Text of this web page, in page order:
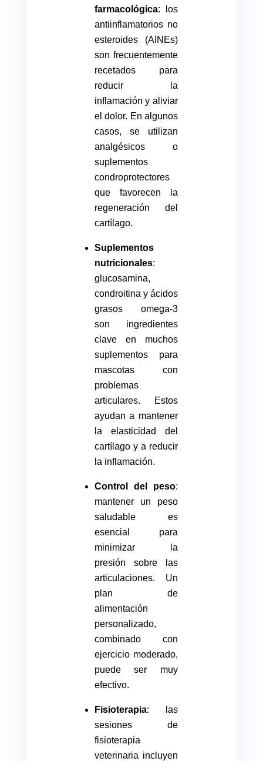
farmacológica: los
antiinflamatorios no
esteroides (AINEs)
son frecuentemente
recetados para
reducir la
inflamación y aliviar
el dolor. En algunos
casos, se utilizan
analgésicos o
suplementos
condroprotectores
que favorecen la
regeneración del
cartílago.
Suplementos
nutricionales:
glucosamina,
condroitina y ácidos
grasos omega-3
son ingredientes
clave en muchos
suplementos para
mascotas con
problemas
articulares. Estos
ayudan a mantener
la elasticidad del
cartílago y a reducir
la inflamación.
Control del peso:
mantener un peso
saludable es
esencial para
minimizar la
presión sobre las
articulaciones. Un
plan de
alimentación
personalizado,
combinado con
ejercicio moderado,
puede ser muy
efectivo.
Fisioterapia: las
sesiones de
fisioterapia
veterinaria incluyen